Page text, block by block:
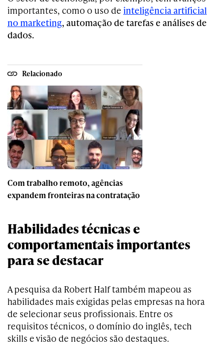
importantes, como o uso de inteligência artificial
no marketing, automação de tarefas e análises de
dados.
Relacionado
Com trabalho remoto, agências
expandem fronteiras na contratação
Habilidades técnicas e
comportamentais importantes
para se destacar
A pesquisa da Robert Half também mapeou as
habilidades mais exigidas pelas empresas na hora
de selecionar seus profissionais. Entre os
requisitos técnicos, o domínio do inglês, tech
skills e visão de negócios são destaques.